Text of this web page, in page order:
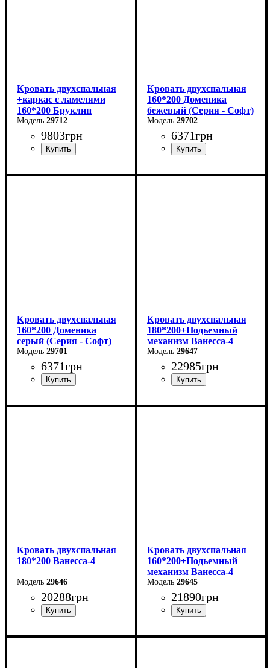
Кровать двухспальная
+каркас с ламелями
160*200 Бруклин
29712
9803грн
Ширина: 169 см
Кровать двухспальная
160*200 Доменика
бежевый (Серия - Софт)
29702
6371грн
Кровать двухспальная
160*200 Доменика
серый (Серия - Софт)
29701
6371грн
Кровать двухспальная
180*200+Подьемный
механизм Ванесса-4
29647
22985грн
Ширина: 226 см
Кровать двухспальная
180*200 Ванесса-4
29646
20288грн
Ширина: 226 см
Кровать двухспальная
160*200+Подьемный
механизм Ванесса-4
29645
21890грн
Ширина: 186 см